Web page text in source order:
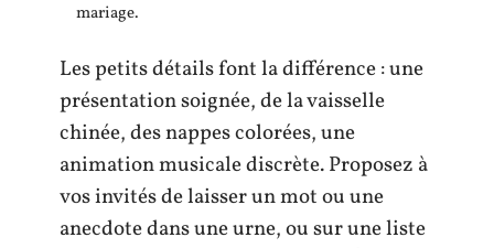
mariage.
Les petits détails font la différence : une
présentation soignée, de la vaisselle
chinée, des nappes colorées, une
animation musicale discrète. Proposez à
vos invités de laisser un mot ou une
anecdote dans une urne, ou sur une liste